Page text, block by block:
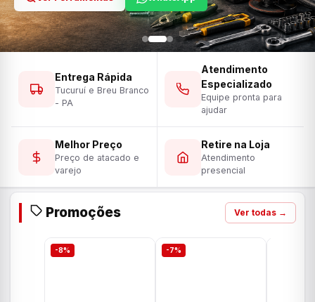
Entrega Rápida
Tucuruí e Breu Branco
- PA
Atendimento
Especializado
Equipe pronta para
ajudar
Melhor Preço
Preço de atacado e
varejo
Retire na Loja
Atendimento
presencial
Promoções Ver todas →
-8% -7%